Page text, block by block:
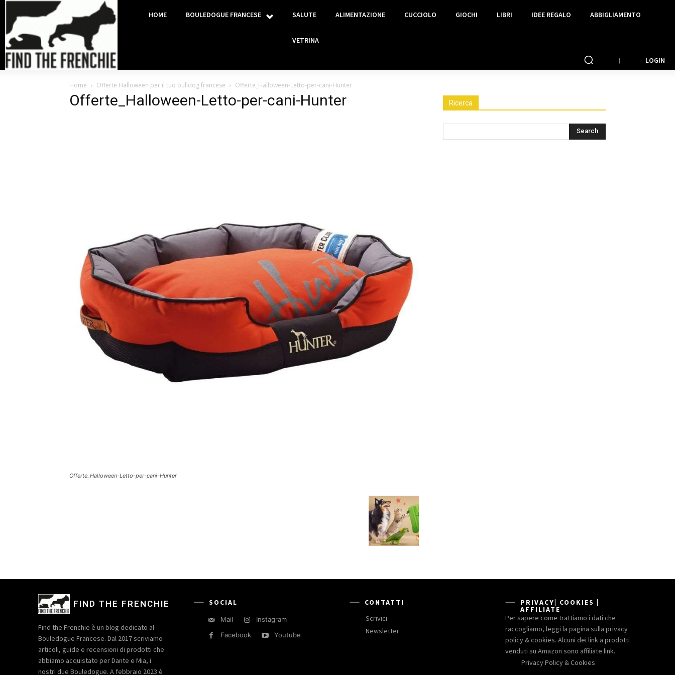
HOME BOULEDOGUE FRANCESE SALUTE ALIMENTAZIONE CUCCIOLO GIOCHI LIBRI IDEE REGALO ABBIGLIAMENTO
VETRINA
LOGIN
Home Offerte Halloween per il tuo bulldog francese Offerte_Halloween-Letto-per-cani-Hunter
Offerte_Halloween-Letto-per-cani-Hunter
Offerte_Halloween-Letto-per-cani-Hunter
Ricerca
FIND THE FRENCHIE
Find the Frenchie è un blog dedicato al
Bouledogue Francese. Dal 2017 scriviamo
articoli, guide e recensioni di prodotti che
abbiamo acquistato per Dante e Mia, i
nostri due Bouledogue. A febbraio 2023 è
SOCIAL
Mail
Instagram
Facebook
Youtube
CONTATTI
Scrivici
Newsletter
PRIVACY| COOKIES |
AFFILIATE
Per sapere come trattiamo i dati che
raccogliamo, leggi la pagina sulla privacy
policy & cookies. Alcuni dei link a prodotti
venduti su Amazon sono affiliate link.
Privacy Policy & Cookies